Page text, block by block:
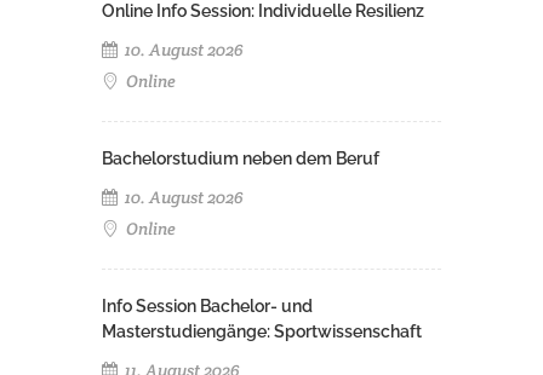
Online Info Session: Individuelle Resilienz
10. August 2026
Online
Bachelorstudium neben dem Beruf
10. August 2026
Online
Info Session Bachelor- und
Masterstudiengänge: Sportwissenschaft
11. August 2026